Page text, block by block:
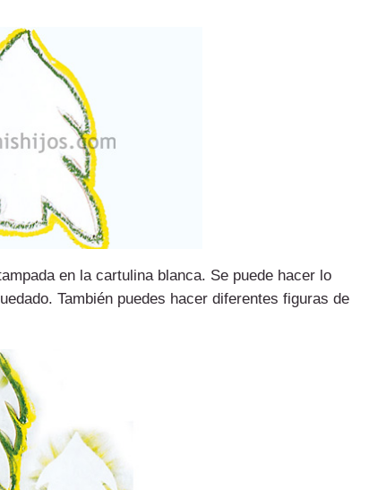
en la cartulina blanca. Se puede hacer lo
También puedes hacer diferentes figuras de